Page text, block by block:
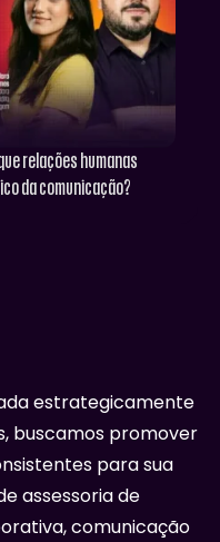
relações humanas
da comunicação?
estrategicamente
buscamos promover
para sua
assessoria de
comunicação